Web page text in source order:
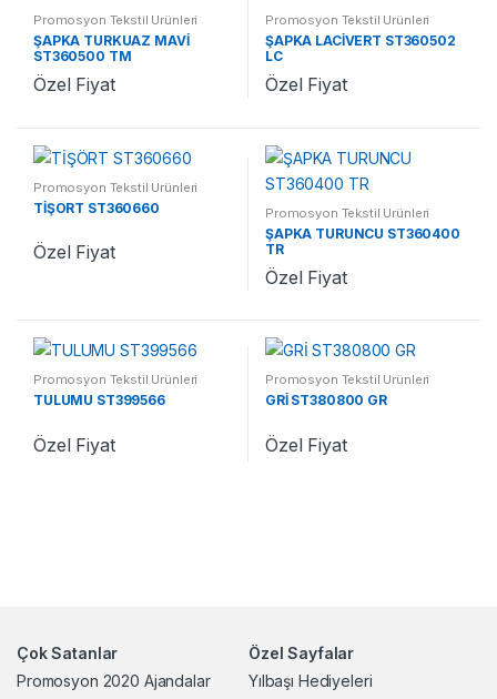
Promosyon Tekstil Ürünleri
ŞAPKA TURKUAZ MAVİ
ST360500 TM
Özel Fiyat
Promosyon Tekstil Ürünleri
ŞAPKA LACİVERT ST360502
LC
Özel Fiyat
Promosyon Tekstil Ürünleri
TİŞÖRT ST360660
Özel Fiyat
Promosyon Tekstil Ürünleri
ŞAPKA TURUNCU ST360400
TR
Özel Fiyat
Promosyon Tekstil Ürünleri
TULUMU ST399566
Özel Fiyat
Promosyon Tekstil Ürünleri
GRİ ST380800 GR
Özel Fiyat
Çok Satanlar
Promosyon 2020 Ajandalar
Özel Sayfalar
Yılbaşı Hediyeleri